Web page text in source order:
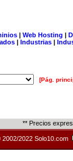
| Web Hosting |
| Industrias |
[Pág.
** Precios
2002/2022 Solo10.com